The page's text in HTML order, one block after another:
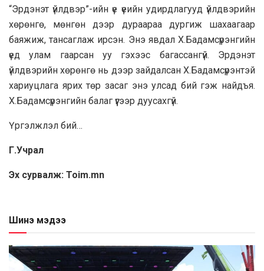
“Эрдэнэт үйлдвэр”-ийн үе үеийн удирдлагууд үйлдвэрийн
хөрөнгө, мөнгөн дээр дураараа дургиж шахаагаар
баяжиж, тансаглаж ирсэн. Энэ явдал Х.Бадамсүрэнгийн
үед улам гаарсан уу гэхээс багассангүй. Эрдэнэт
үйлдвэрийн хөрөнгө нь дээр зайдалсан Х.Бадамсүрэнтэй
хариуцлага ярих төр засаг энэ улсад бий гэж найдъя.
Х.Бадамсүрэнгийн балаг үүгээр дуусахгүй.
Үргэлжлэл бий…
Г.Учрал
Эх сурвалж: Toim.mn
Шинэ мэдээ